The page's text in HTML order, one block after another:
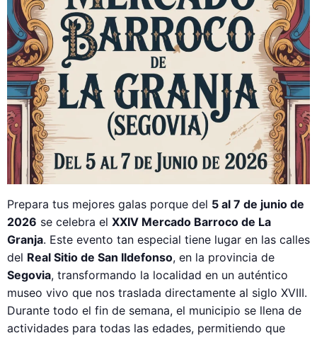
Prepara tus mejores galas porque del 5 al 7 de junio de
2026 se celebra el XXIV Mercado Barroco de La
Granja. Este evento tan especial tiene lugar en las calles
del Real Sitio de San Ildefonso, en la provincia de
Segovia, transformando la localidad en un auténtico
museo vivo que nos traslada directamente al siglo XVIII.
Durante todo el fin de semana, el municipio se llena de
actividades para todas las edades, permitiendo que